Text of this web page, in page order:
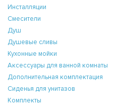
Инсталляции
Смесители
Душ
Душевые сливы
Кухонные мойки
Аксессуары для ванной комнаты
Дополнительная комплектация
Сиденья для унитазов
Комплекты